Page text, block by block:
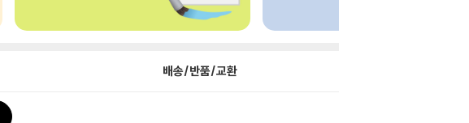
배송/반품/교환